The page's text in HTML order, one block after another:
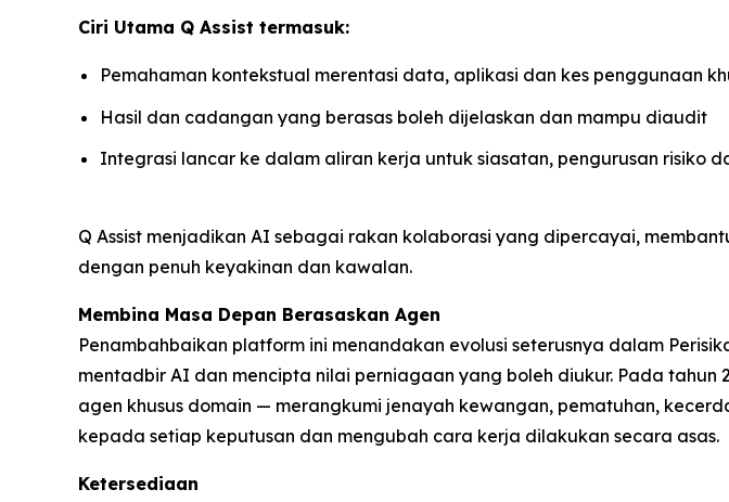
Ciri Utama Q Assist termasuk:
Pemahaman kontekstual merentasi data, aplikasi dan kes penggunaan
Hasil dan cadangan yang berasas boleh dijelaskan dan mampu diaudit
Integrasi lancar ke dalam aliran kerja untuk siasatan, pengurusan risiko
Q Assist menjadikan AI sebagai rakan kolaborasi yang dipercayai,
dengan penuh keyakinan dan kawalan.
Membina Masa Depan Berasaskan Agen
Penambahbaikan platform ini menandakan evolusi seterusnya dalam
mentadbir AI dan mencipta nilai perniagaan yang boleh diukur. Pada
agen khusus domain — merangkumi jenayah kewangan, pematuhan,
kepada setiap keputusan dan mengubah cara kerja dilakukan secara asas.
Ketersediaan